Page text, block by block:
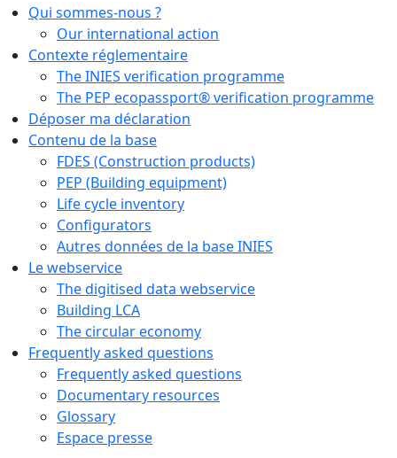
Qui sommes-nous ?
Our international action
Contexte réglementaire
The INIES verification programme
The PEP ecopassport® verification programme
Déposer ma déclaration
Contenu de la base
FDES (Construction products)
PEP (Building equipment)
Life cycle inventory
Configurators
Autres données de la base INIES
Le webservice
The digitised data webservice
Building LCA
The circular economy
Frequently asked questions
Frequently asked questions
Documentary resources
Glossary
Espace presse